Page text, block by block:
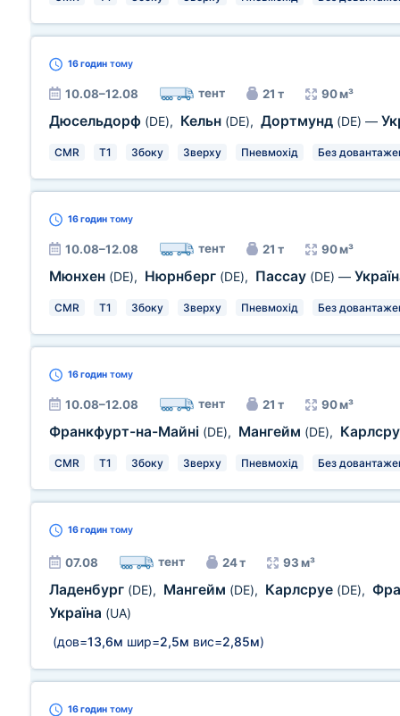
16 годин тому
10.08–12.08 тент 21 т 90 м³
Дюсельдорф (DE), Кельн (DE), Дортмунд (DE) —
CMR T1 Збоку Зверху Пневмохід Без
16 годин тому
10.08–12.08 тент 21 т 90 м³
Мюнхен (DE), Нюрнберг (DE), Пассау (DE) —
CMR T1 Збоку Зверху Пневмохід Без
16 годин тому
10.08–12.08 тент 21 т 90 м³
Франкфурт-на-Майні (DE), Мангейм (DE),
CMR T1 Збоку Зверху Пневмохід Без
16 годин тому
07.08 тент 24 т 93 м³
Ладенбург (DE), Мангейм (DE), Карлсруе (DE),
Україна (UA)
(дов=13,6м шир=2,5м вис=2,85м)
16 годин тому